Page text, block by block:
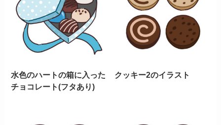
水色のハートの箱に入った
チョコレート(フタあり)
クッキー2のイラスト